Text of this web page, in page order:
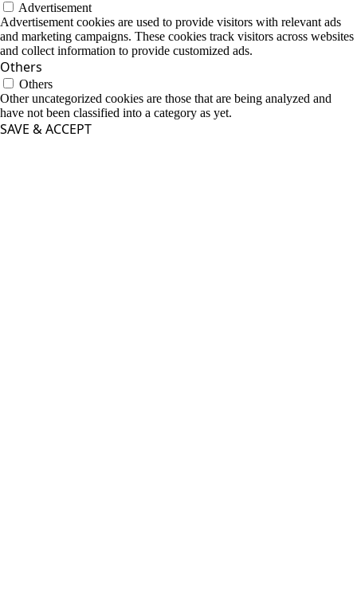
Advertisement
Advertisement cookies are used to provide visitors with relevant ads
and marketing campaigns. These cookies track visitors across websites
and collect information to provide customized ads.
Others
Others
Other uncategorized cookies are those that are being analyzed and
have not been classified into a category as yet.
SAVE & ACCEPT